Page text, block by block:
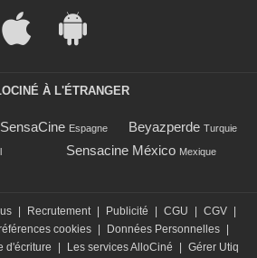
À L'ÉTRANGER
SensaCine Espagne Beyazperde Turquie
Sensacine México Mexique
| Recrutement | Publicité | CGU | CGV |
cookies | Données Personnelles |
d'écriture | Les services AlloCiné | Gérer Utiq